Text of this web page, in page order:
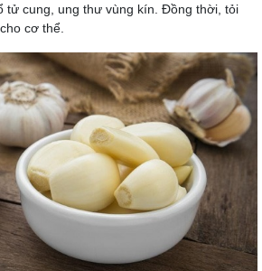
tử cung, ung thư vùng kín. Đồng thời, tỏi
cơ thể.